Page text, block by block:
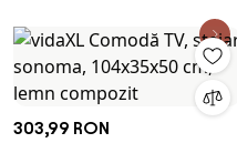
303,99 RON